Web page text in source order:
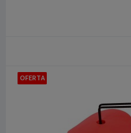
OFERTA